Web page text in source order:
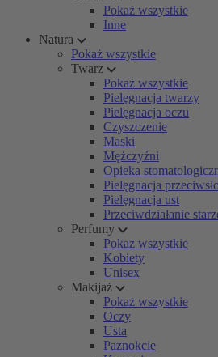
Pokaż wszystkie
Inne
Natura
Pokaż wszystkie
Twarz
Pokaż wszystkie
Pielęgnacja twarzy
Pielęgnacja oczu
Czyszczenie
Maski
Mężczyźni
Opieka
Pielęgnacja
Pielęgnacja ust
Przeciwdziałanie
Perfumy
Pokaż wszystkie
Kobiety
Unisex
Makijaż
Pokaż wszystkie
Oczy
Usta
Paznokcie